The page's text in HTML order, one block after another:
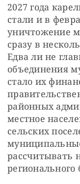
2027 года
стали и в
уничтожение
сразу в
Едва ли не
объединения
стало их
районных
местное
сельских
рассчитывать